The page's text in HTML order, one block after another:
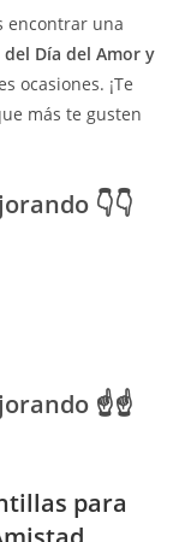
encontrar una
Día del Amor y
ocasiones. ¡Te
más te gusten
👇👇
☝️☝️
para